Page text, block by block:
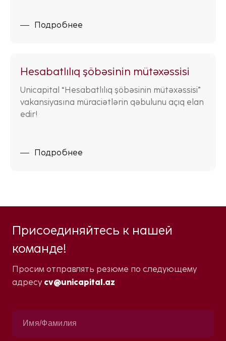
Подробнее
Hesabatlılıq şöbəsinin mütəxəssisi
Unicapital “Hesabatlılıq şöbəsinin mütəxəssisi”
vakansiyasına müraciətlərin qəbulunu açıq elan
edir!
Подробнее
Присоединяйтесь к нашей
команде!
Просим отправлять резюме по следующему
адресу cv@unicapital.az